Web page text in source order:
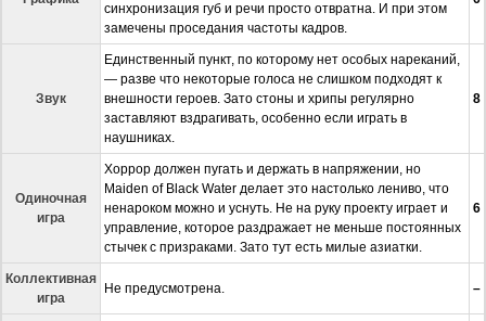
синхронизация губ и речи просто отвратна. И при этом
замечены проседания частоты кадров.
Звук
Единственный пункт, по которому нет особых нареканий,
— разве что некоторые голоса не слишком подходят к
внешности героев. Зато стоны и хрипы регулярно
заставляют вздрагивать, особенно если играть в
наушниках.
8
Одиночная
игра
Хоррор должен пугать и держать в напряжении, но
Maiden of Black Water делает это настолько лениво, что
ненароком можно и уснуть. Не на руку проекту играет и
управление, которое раздражает не меньше постоянных
стычек с призраками. Зато тут есть милые азиатки.
6
Коллективная
игра
Не предусмотрена. –